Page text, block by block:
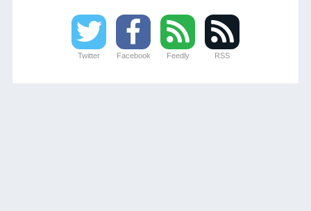
Twitter Facebook Feedly RSS